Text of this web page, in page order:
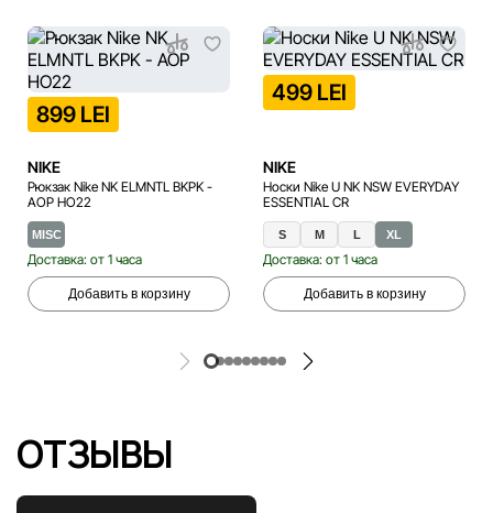
899 LEI
NIKE
Рюкзак Nike NK ELMNTL BKPK -
AOP HO22
MISC
Доставка: от 1 часа
Добавить в корзину
499 LEI
NIKE
Носки Nike U NK NSW EVERYDAY
ESSENTIAL CR
S M L XL
Доставка: от 1 часа
Добавить в корзину
ОТЗЫВЫ